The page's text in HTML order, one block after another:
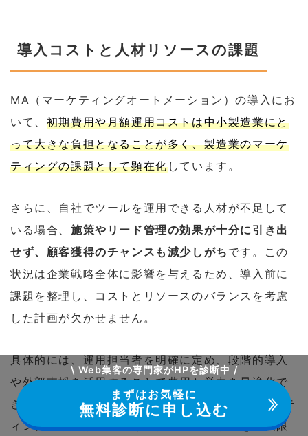
導入コストと人材リソースの課題
MA（マーケティングオートメーション）の導入にお
いて、 初期費用や月額運用コストは中小製造業にと
って大きな負担となることが多く、製造業のマーケ
ティングの課題として顕在化しています。
さらに、自社でツールを運用できる人材が不足して
いる場合、 施策やリード管理の効果が十分に引き出
せず、顧客獲得のチャンスも減少しがち です。この
状況は企業戦略全体に影響を与えるため、導入前に
課題を整理し、コストとリソースのバランスを考慮
した計画が欠かせません。
具体的には、運用担当者を明確に定め、段階的導入
や外部支援を活用することで費用と労力を最適化で
きます。適切な準備により、MAが提供するマーケテ
ィング施策の効率化や顧客情報管理の効果を最大限
\ Web集客の専門家がHPを診断中 /
まずはお気軽に
無料診断に申し込む